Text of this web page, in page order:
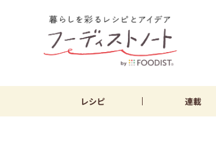
レシピ 連載